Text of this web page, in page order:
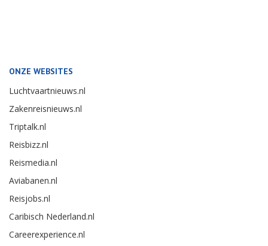
ONZE WEBSITES
Luchtvaartnieuws.nl
Zakenreisnieuws.nl
Triptalk.nl
Reisbizz.nl
Reismedia.nl
Aviabanen.nl
Reisjobs.nl
Caribisch Nederland.nl
Careerexperience.nl